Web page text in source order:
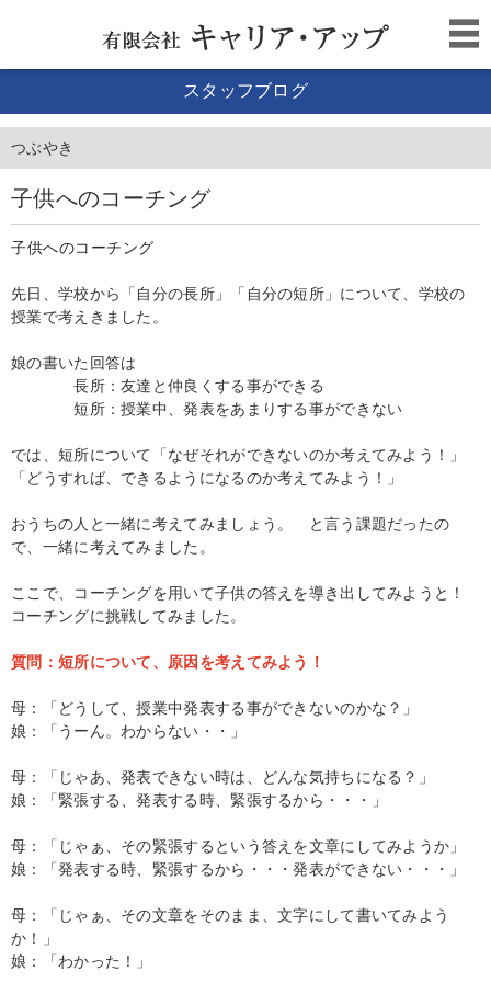
スタッフブログ
つぶやき
子供へのコーチング
子供へのコーチング
先日、学校から「自分の長所」「自分の短所」について、学校の
授業で考えきました。
娘の書いた回答は
長所：友達と仲良くする事ができる
短所：授業中、発表をあまりする事ができない
では、短所について「なぜそれができないのか考えてみよう！」
「どうすれば、できるようになるのか考えてみよう！」
おうちの人と一緒に考えてみましょう。 と言う課題だったの
で、一緒に考えてみました。
ここで、コーチングを用いて子供の答えを導き出してみようと！
コーチングに挑戦してみました。
質問：短所について、原因を考えてみよう！
母：「どうして、授業中発表する事ができないのかな？」
娘：「うーん。わからない・・」
母：「じゃあ、発表できない時は、どんな気持ちになる？」
娘：「緊張する、発表する時、緊張するから・・・」
母：「じゃぁ、その緊張するという答えを文章にしてみようか」
娘：「発表する時、緊張するから・・・発表ができない・・・」
母：「じゃぁ、その文章をそのまま、文字にして書いてみよう
か！」
娘：「わかった！」